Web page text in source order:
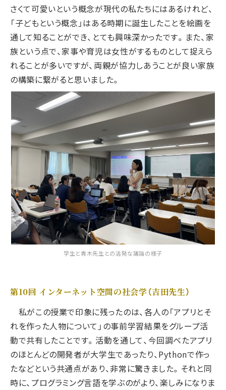
さくて可愛いという概念が現代の私たちにはあるけれど、
「子どもという概念」はある時期に誕生したことを絵画を
通して知ることができ、とても興味深かったです。また、家
族という点で、家事や育児は女性がするものとして捉えら
れることが多いですが、両親が協力しあうことが良い家族
の構築に繋がると思いました。
学生と青木先生との活発な議論の様子
第10回 インターネット空間の社会学（吉田先生）
私がこの授業で印象に残ったのは、各人の「アプリとそ
れを作った人物について」の事前学習結果をグループ活
動で共有したことです。活動を通して、今回調べたアプリ
のほとんどの開発者が大学生であったり、Pythonで作っ
たなどという共通点があり、非常に驚きました。それと同
時に、プログラミング言語を学ぶのがより、楽しみになりま